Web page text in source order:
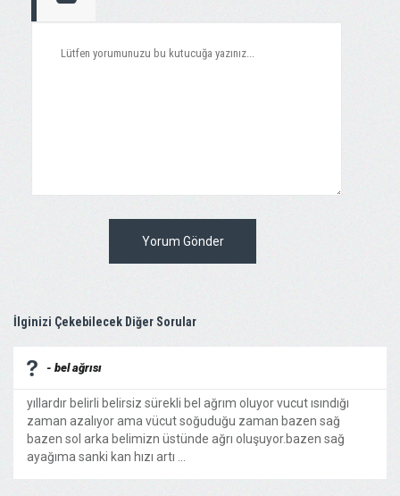
Yorum Gönder
İlginizi Çekebilecek Diğer Sorular
- bel ağrısı
yıllardır belirli belirsiz sürekli bel ağrım oluyor vucut ısındığı
zaman azalıyor ama vücut soğuduğu zaman bazen sağ
bazen sol arka belimizn üstünde ağrı oluşuyor.bazen sağ
ayağıma sanki kan hızı artı ...